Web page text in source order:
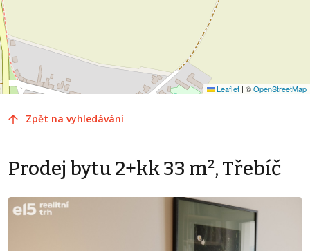
Leaflet | ©OpenStreetMap
Zpět na vyhledávání
Prodej bytu 2+kk 33 m², Třebíč